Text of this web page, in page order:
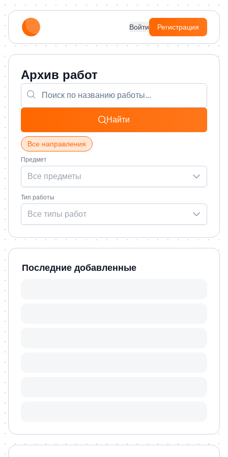
Войти Регистрация
Архив работ
Найти
Все направления
Предмет
Все предметы
Тип работы
Все типы работ
Последние добавленные